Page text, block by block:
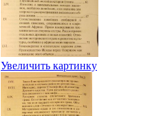
Увеличить картинку